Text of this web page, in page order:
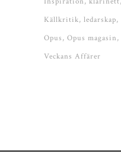
Källkritik ledarskap
Opus Opus magasin
Veckans Affärer